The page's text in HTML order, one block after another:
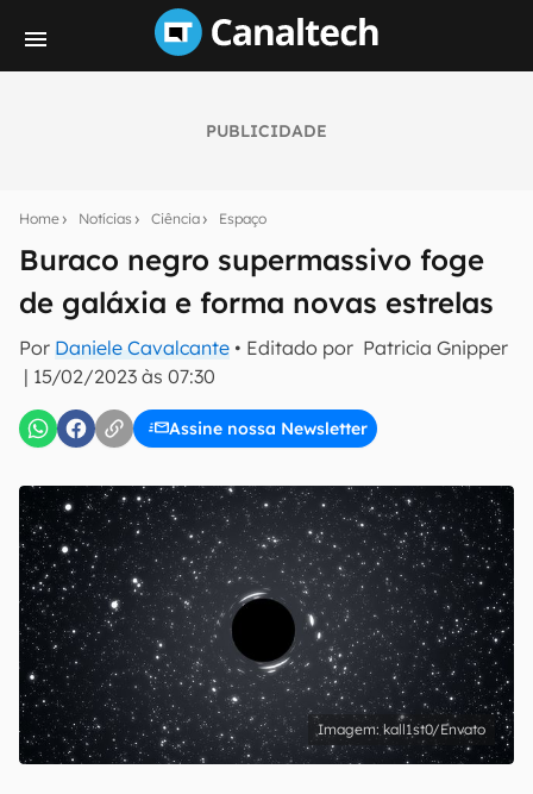
PUBLICIDADE
Home Notícias Ciência Espaço
Buraco negro supermassivo foge
de galáxia e forma novas estrelas
Por Daniele Cavalcante • Editado por Patricia Gnipper
| 15/02/2023 às 07:30
Assine nossa Newsletter
notícias e reviews sobre tecnologia em primeira
E-mail
Uso e Política de Privacidade do Canaltech.
kall1st0/Envato